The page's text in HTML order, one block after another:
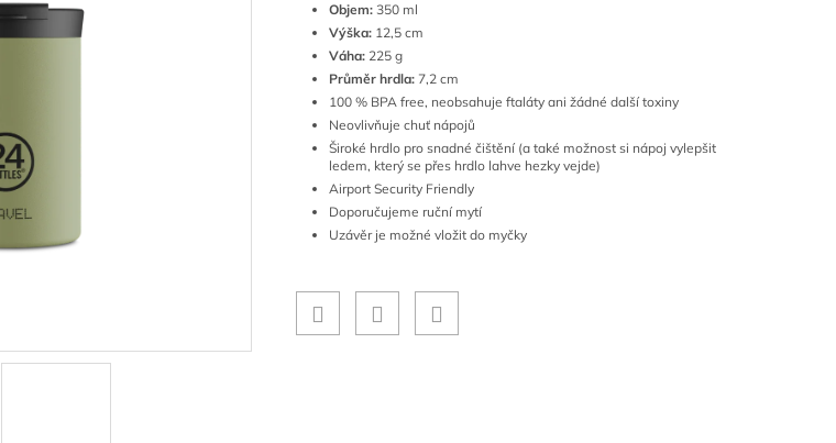
Objem: 350 ml
Výška: 12,5 cm
Váha: 225 g
Průměr hrdla: 7,2 cm
100 % BPA free, neobsahuje ftaláty ani žádné další toxiny
Neovlivňuje chuť nápojů
Široké hrdlo pro snadné čištění (a také možnost si nápoj vylepšit
ledem, který se přes hrdlo lahve hezky vejde)
Airport Security Friendly
Doporučujeme ruční mytí
Uzávěr je možné vložit do myčky